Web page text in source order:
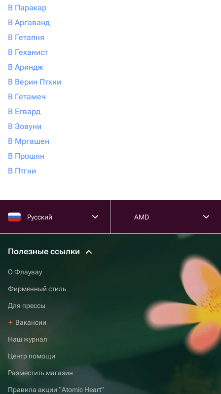
В Паракар
В Аргаванд
В Гетапня
В Геханист
В Ариндж
В Верин Птхни
В Гетамеч
В Егвард
В Зовуни
В Мргашен
В Прошян
В Птгни
Русский AMD
Полезные ссылки
О Флаувау
Фирменный стиль
Для прессы
Вакансии
Наш журнал
Центр помощи
Разместить магазин
Правила акции “Atomic Heart”